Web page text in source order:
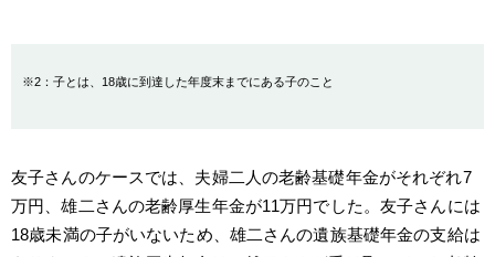
※2：子とは、18歳に到達した年度末までにある子のこと
友子さんのケースでは、夫婦二人の老齢基礎年金がそれぞれ7
万円、雄二さんの老齢厚生年金が11万円でした。友子さんには
18歳未満の子がいないため、雄二さんの遺族基礎年金の支給は